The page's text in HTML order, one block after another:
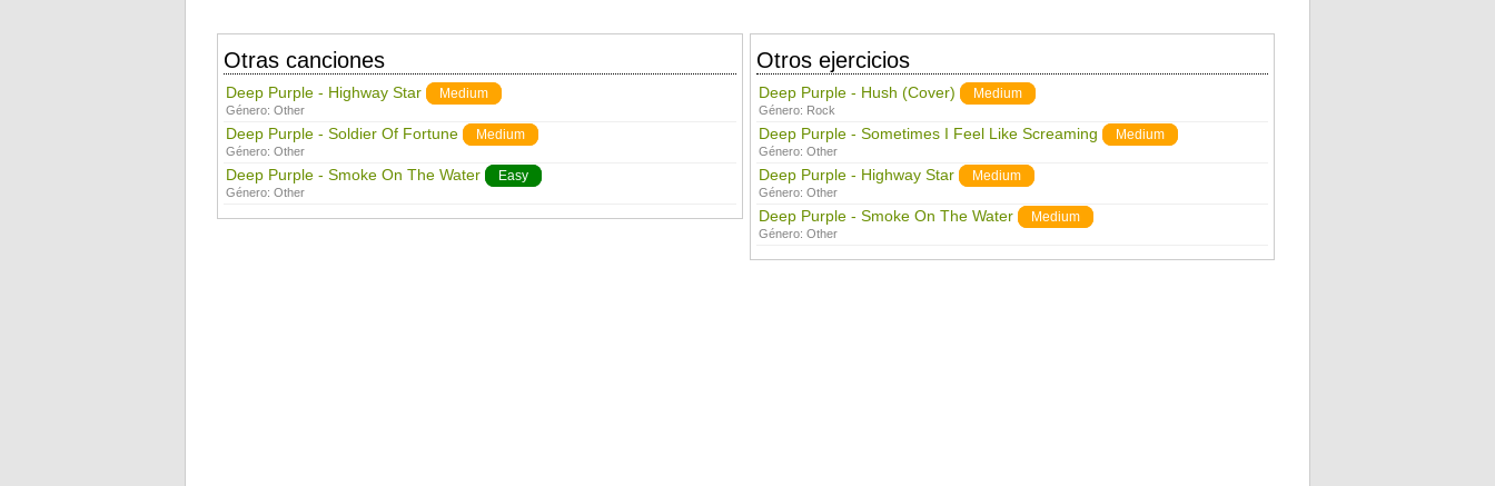
Otras canciones
Deep Purple - Highway Star Medium
Género: Other
Deep Purple - Soldier Of Fortune Medium
Género: Other
Deep Purple - Smoke On The Water Easy
Género: Other
Otros ejercicios
Deep Purple - Hush (Cover) Medium
Género: Rock
Deep Purple - Sometimes I Feel Like Screaming Medium
Género: Other
Deep Purple - Highway Star Medium
Género: Other
Deep Purple - Smoke On The Water Medium
Género: Other